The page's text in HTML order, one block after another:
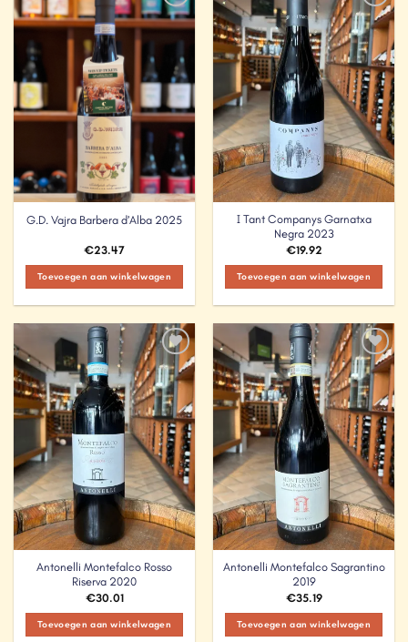
Add to
Wishlist
G.D. Vajra Barbera d’Alba 2025
€23.47
Toevoegen aan winkelwagen
Add to
Wishlist
I Tant Companys Garnatxa
Negra 2023
€19.92
Toevoegen aan winkelwagen
Add to
Wishlist
Antonelli Montefalco Rosso
Riserva 2020
€30.01
Toevoegen aan winkelwagen
Add to
Wishlist
Antonelli Montefalco Sagrantino
2019
€35.19
Toevoegen aan winkelwagen